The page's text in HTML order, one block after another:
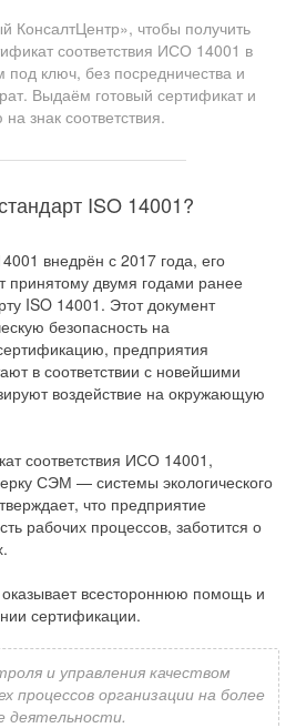
КонсалтЦентр», чтобы получить
соответствия ИСО 14001 в
под ключ, без посредничества и
Выдаём готовый сертификат и
знак соответствия.
ISO 14001?
внедрён с 2017 года, его
принятому двумя годами ранее
ISO 14001. Этот документ
безопасность на
предприятия
в соответствии с новейшими
воздействие на окружающую
соответствия ИСО 14001,
СЭМ — системы экологического
что предприятие
рабочих процессов, заботится о
всестороннюю помощь и
сертификации.
и управления качеством
процессов организации на более
деятельности.